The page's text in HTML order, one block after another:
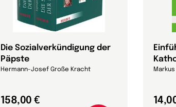
Die Sozialverkündigung der
Päpste
Hermann-Josef Große Kracht
158,00 €